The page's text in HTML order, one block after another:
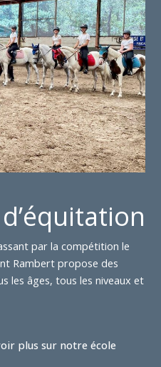
par la compétition le
Rambert propose des
les âges, tous les niveaux et
plus sur notre école